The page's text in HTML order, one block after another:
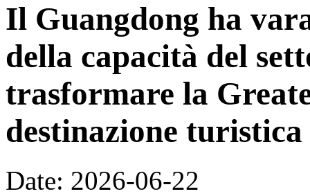
Il Guangdong ha
della capacità del
trasformare la
destinazione
Date: 2026-06-22